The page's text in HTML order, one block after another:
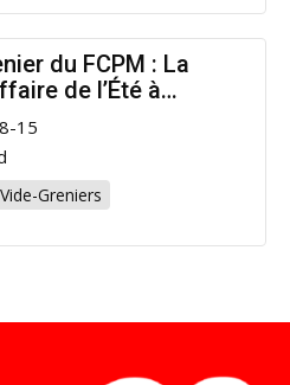
du FCPM : La
de l’Été à
15
Greniers